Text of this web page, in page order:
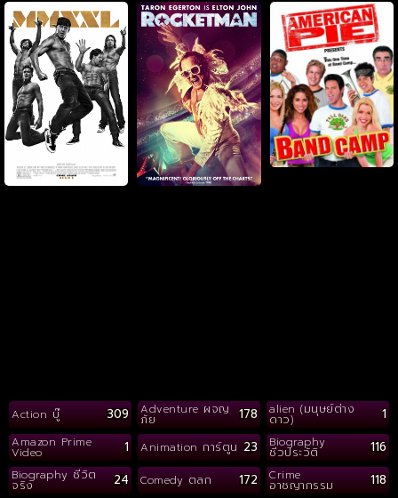
Action บู๊ 309 Adventure ผจญ
ภัย 178 alien (มนุษย์ต่าง
ดาว) 1
Amazon Prime
Video 1 Animation การ์ตูน 23 Biography
ชีวประวัติ 116
Biography ชีวิต
จริง 24 Comedy ตลก 172 Crime
อาชญากรรม 118